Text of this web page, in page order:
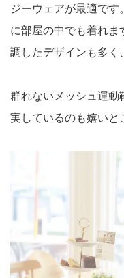
ジーウェアが最適で
に部屋の中でも着れま
調したデザインも多く
群れないメッシュ運動
実しているのも嬉いと